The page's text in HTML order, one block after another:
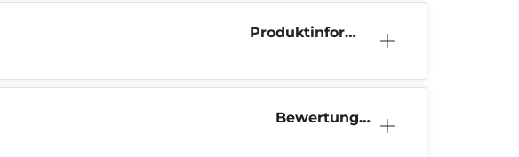
Produktinform
Bewertunge